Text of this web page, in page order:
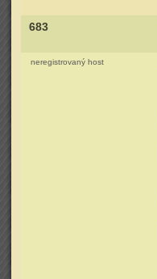
683
neregistrovaný host